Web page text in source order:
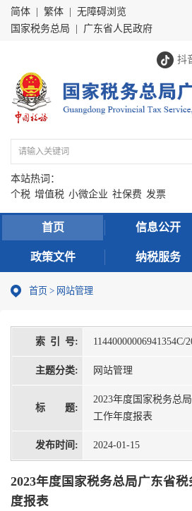
简体 繁体
无障碍浏览
国家税务总局
广东省人民政府
抖
本站热词：
个税 增值税 小微企业 社保费 发票
首页 信息公开
政策文件 纳税服务
首页 > 网站管理
索 引 号: 11440000006941354C/
主题分类: 网站管理
标 题:
2023年度国家税务总
工作年度报表
发布时间: 2024-01-15
2023年度国家税务总局广东省
度报表